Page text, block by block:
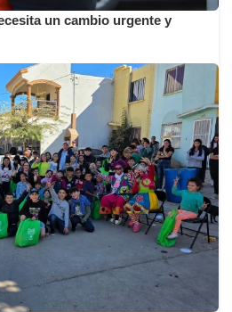
un cambio urgente y